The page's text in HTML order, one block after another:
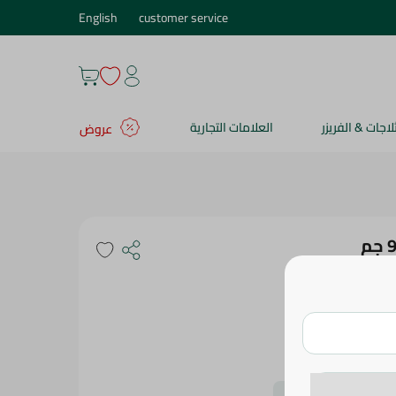
customer service
English
& الفريزر العلامات التجارية عروض